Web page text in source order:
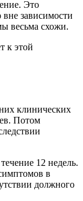
Это
зависимости
весьма схожи.
к этой
клинических
Потом
12 недель.
в
должного